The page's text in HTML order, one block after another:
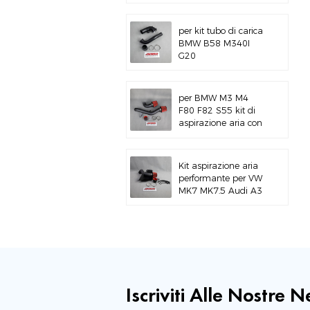
per kit tubo di carica
BMW B58 M340I
G20
per BMW M3 M4
F80 F82 S55 kit di
aspirazione aria con
Kit aspirazione aria
performante per VW
MK7 MK7.5 Audi A3
Iscriviti Alle Nostre